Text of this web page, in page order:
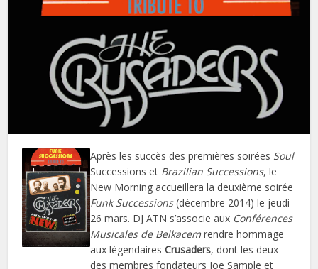
Après les succès des premières soirées Soul
Successions et Brazilian Successions, le
New Morning accueillera la deuxième soirée
Funk Successions(décembre 2014) le jeudi
26 mars. DJ ATN s’associe aux Conférences
Musicales de Belkacemrendre hommage
aux légendairesCrusaders, dont les deux
des membres fondateurs Joe Sample et